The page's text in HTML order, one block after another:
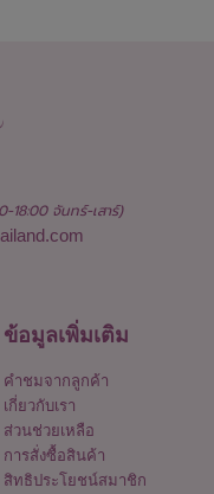
รดิตถ์
ยธานี
18:00 จันทร์-เสาร์)
ข้อมูลเพิ่มเติม
คำชมจากลูกค้า
เกี่ยวกับเรา
ส่วนช่วยเหลือ
การสั่งซื้อสินค้า
สิทธิประโยชน์สมาชิก